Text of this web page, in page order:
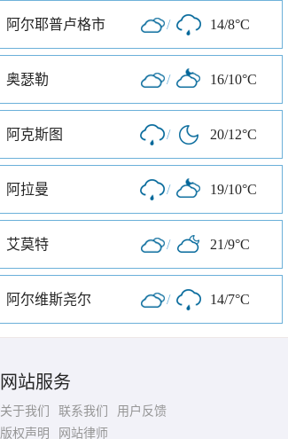
阿尔耶普卢格市 / 14/8°C
奥瑟勒 / 16/10°C
阿克斯图 / 20/12°C
阿拉曼 / 19/10°C
艾莫特 / 21/9°C
阿尔维斯尧尔 / 14/7°C
网站服务
关于我们 联系我们
用户反馈
版权声明
网站律师